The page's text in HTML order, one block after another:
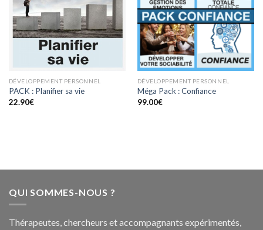
DÉVELOPPEMENT PERSONNEL
PACK : Planifier sa vie
22.90€
DÉVELOPPEMENT PERSONNEL
Méga Pack : Confiance
99.00€
QUI SOMMES-NOUS ?
Thérapeutes, chercheurs et accompagnants expérimentés,